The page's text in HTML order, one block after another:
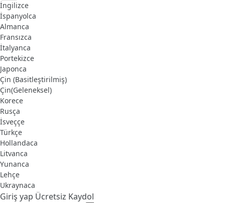
İngilizce
İspanyolca
Almanca
Fransızca
İtalyanca
Portekizce
Japonca
Çin (Basitleştirilmiş)
Çin(Geleneksel)
Korece
Rusça
İsveççe
Türkçe
Hollandaca
Litvanca
Yunanca
Lehçe
Ukraynaca
Giriş yap Ücretsiz Kaydol